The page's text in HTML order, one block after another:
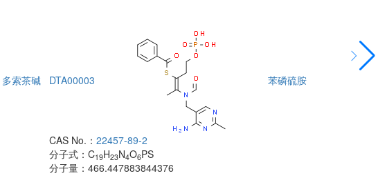
多索茶碱 DTA00003 苯磷硫胺
CAS No.： 22457-89-2
分子式： C19H23N4O6PS
分子量： 466.447883844376